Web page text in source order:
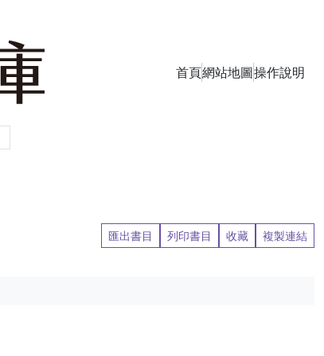
料庫
首頁網站地圖操作說明
匯出書目 列印書目 收藏 複製連結